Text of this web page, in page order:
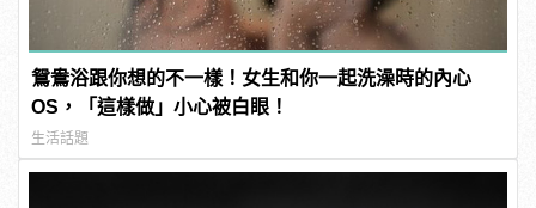
鴛鴦浴跟你想的不一樣！女生和你一起洗澡時的內心
OS，「這樣做」小心被白眼！
生活話題